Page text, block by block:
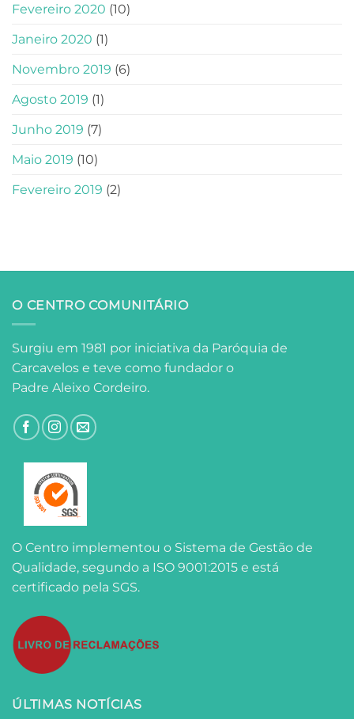
Fevereiro 2020 (10)
Janeiro 2020 (1)
Novembro 2019 (6)
Agosto 2019 (1)
Junho 2019 (7)
Maio 2019 (10)
Fevereiro 2019 (2)
O CENTRO COMUNITÁRIO
Surgiu em 1981 por iniciativa da Paróquia de
Carcavelos e teve como fundador o
Padre Aleixo Cordeiro.
O Centro implementou o Sistema de Gestão de
Qualidade, segundo a ISO 9001:2015 e está
certificado pela SGS.
ÚLTIMAS NOTÍCIAS